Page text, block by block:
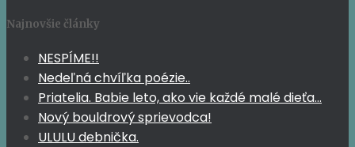
Najnovšie články
NESPÍME!!
Nedeľná chvíľka poézie..
Priatelia. Babie leto, ako vie každé malé dieťa…
Nový bouldrový sprievodca!
ULULU debnička.